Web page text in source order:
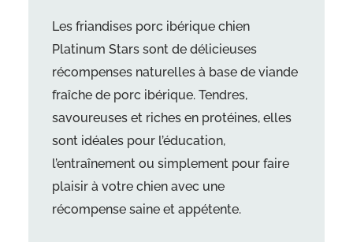
Les friandises porc ibérique chien
Platinum Stars sont de délicieuses
récompenses naturelles à base de viande
fraîche de porc ibérique. Tendres,
savoureuses et riches en protéines, elles
sont idéales pour l’éducation,
l’entraînement ou simplement pour faire
plaisir à votre chien avec une
récompense saine et appétente.